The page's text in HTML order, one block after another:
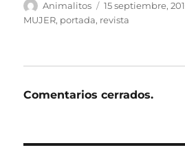
Autor
Animalitos
Publicado
el
15 septiembre,
MUJER, portada, revista
Comentarios cerrados.